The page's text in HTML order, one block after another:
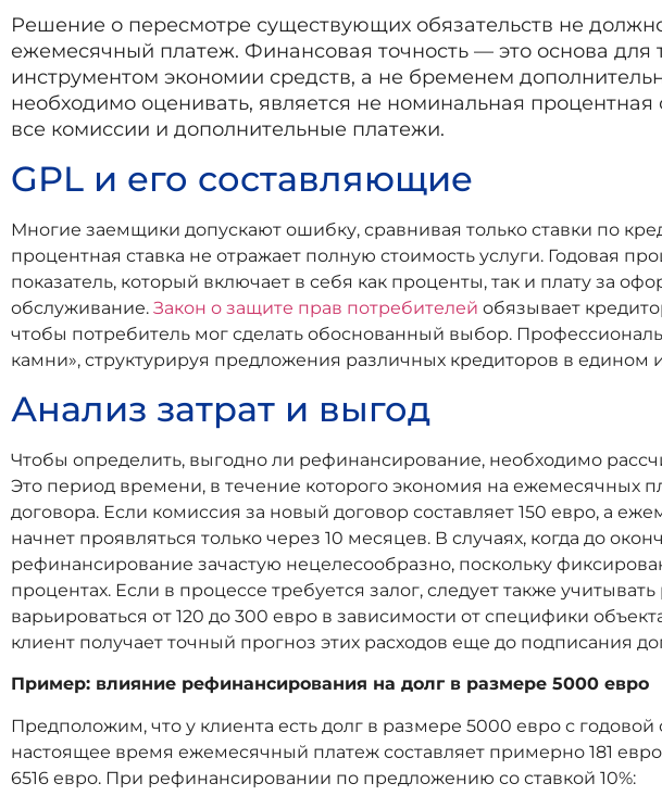
Решение о пересмотре существующих обязательств не
ежемесячный платеж. Финансовая точность — это основа для
инструментом экономии средств, а не бременем
необходимо оценивать, является не номинальная
все комиссии и дополнительные платежи.
GPL и его составляющие
Многие заемщики допускают ошибку, сравнивая только ставки по
процентная ставка не отражает полную стоимость услуги. Годовая
показатель, который включает в себя как проценты, так и плату за
обслуживание. Закон о защите прав потребителей обязывает
чтобы потребитель мог сделать обоснованный выбор.
камни», структурируя предложения различных кредиторов в едином
Анализ затрат и выгод
Чтобы определить, выгодно ли рефинансирование, необходимо
Это период времени, в течение которого экономия на ежемесячных
договора. Если комиссия за новый договор составляет 150 евро, а
начнет проявляться только через 10 месяцев. В случаях, когда до
рефинансирование зачастую нецелесообразно, поскольку
процентах. Если в процессе требуется залог, следует также
варьироваться от 120 до 300 евро в зависимости от специфики
клиент получает точный прогноз этих расходов еще до подписания
Пример: влияние рефинансирования на долг в размере 5000 евро
Предположим, что у клиента есть долг в размере 5000 евро с
настоящее время ежемесячный платеж составляет примерно 181
6516 евро. При рефинансировании по предложению со ставкой 10%: